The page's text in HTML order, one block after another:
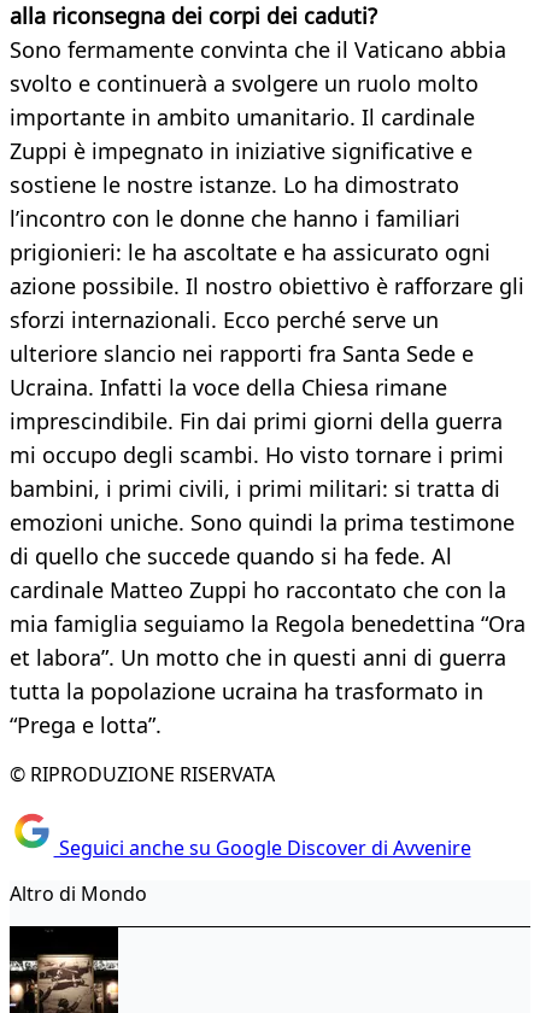
alla riconsegna dei corpi dei caduti?
Sono fermamente convinta che il Vaticano abbia
svolto e continuerà a svolgere un ruolo molto
importante in ambito umanitario. Il cardinale
Zuppi è impegnato in iniziative significative e
sostiene le nostre istanze. Lo ha dimostrato
l’incontro con le donne che hanno i familiari
prigionieri: le ha ascoltate e ha assicurato ogni
azione possibile. Il nostro obiettivo è rafforzare gli
sforzi internazionali. Ecco perché serve un
ulteriore slancio nei rapporti fra Santa Sede e
Ucraina. Infatti la voce della Chiesa rimane
imprescindibile. Fin dai primi giorni della guerra
mi occupo degli scambi. Ho visto tornare i primi
bambini, i primi civili, i primi militari: si tratta di
emozioni uniche. Sono quindi la prima testimone
di quello che succede quando si ha fede. Al
cardinale Matteo Zuppi ho raccontato che con la
mia famiglia seguiamo la Regola benedettina “Ora
et labora”. Un motto che in questi anni di guerra
tutta la popolazione ucraina ha trasformato in
“Prega e lotta”.
© RIPRODUZIONE RISERVATA
Seguici anche su Google Discover di Avvenire
Altro di Mondo